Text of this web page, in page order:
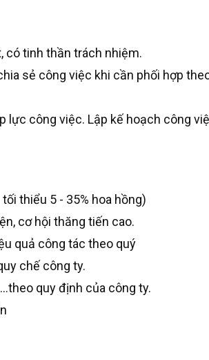
có tinh thần trách nhiệm.
sẻ công việc khi cần phối hợp
lực công việc. Lập kế hoạch công
thiểu 5 - 35% hoa hồng)
cơ hội thăng tiến cao.
quả công tác theo quý
chế công ty.
quy định của công ty.